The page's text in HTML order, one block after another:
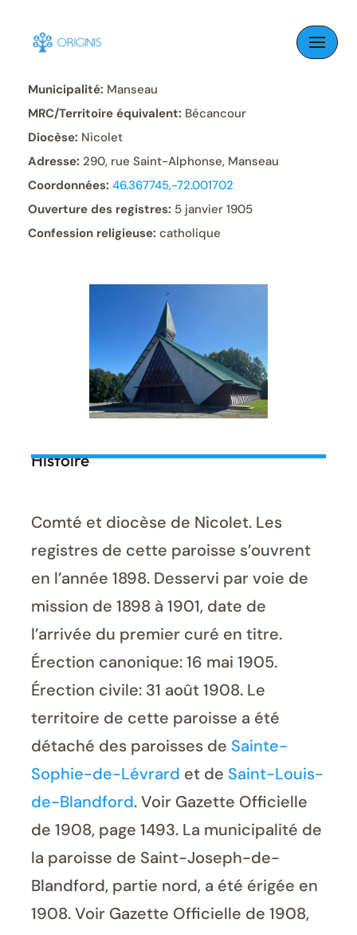
Skip
content
Municipalité: Manseau
MRC/Territoire équivalent: Bécancour
Diocèse: Nicolet
Adresse: 290, rue Saint-Alphonse, Manseau
Coordonnées: 46.367745,-72.001702
Ouverture des registres: 5 janvier 1905
Confession religieuse: catholique
Histoire
Comté et diocèse de Nicolet. Les
registres de cette paroisse s’ouvrent
en l’année 1898. Desservi par voie de
mission de 1898 à 1901, date de
l’arrivée du premier curé en titre.
Érection canonique: 16 mai 1905.
Érection civile: 31 août 1908. Le
territoire de cette paroisse a été
détaché des paroisses de Sainte-
Sophie-de-Lévrard et de Saint-Louis-
de-Blandford. Voir Gazette Officielle
de 1908, page 1493. La municipalité de
la paroisse de Saint-Joseph-de-
Blandford, partie nord, a été érigée en
1908. Voir Gazette Officielle de 1908,